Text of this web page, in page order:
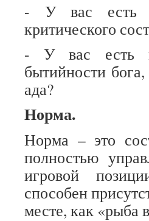
- У вас есть
критического
- У вас есть
бытийности
ада?
Норма.
Норма – это
полностью
игровой
способен
месте, как «рыба